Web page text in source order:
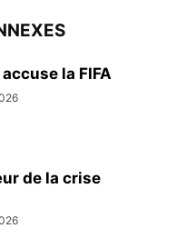
la FIFA
de la crise